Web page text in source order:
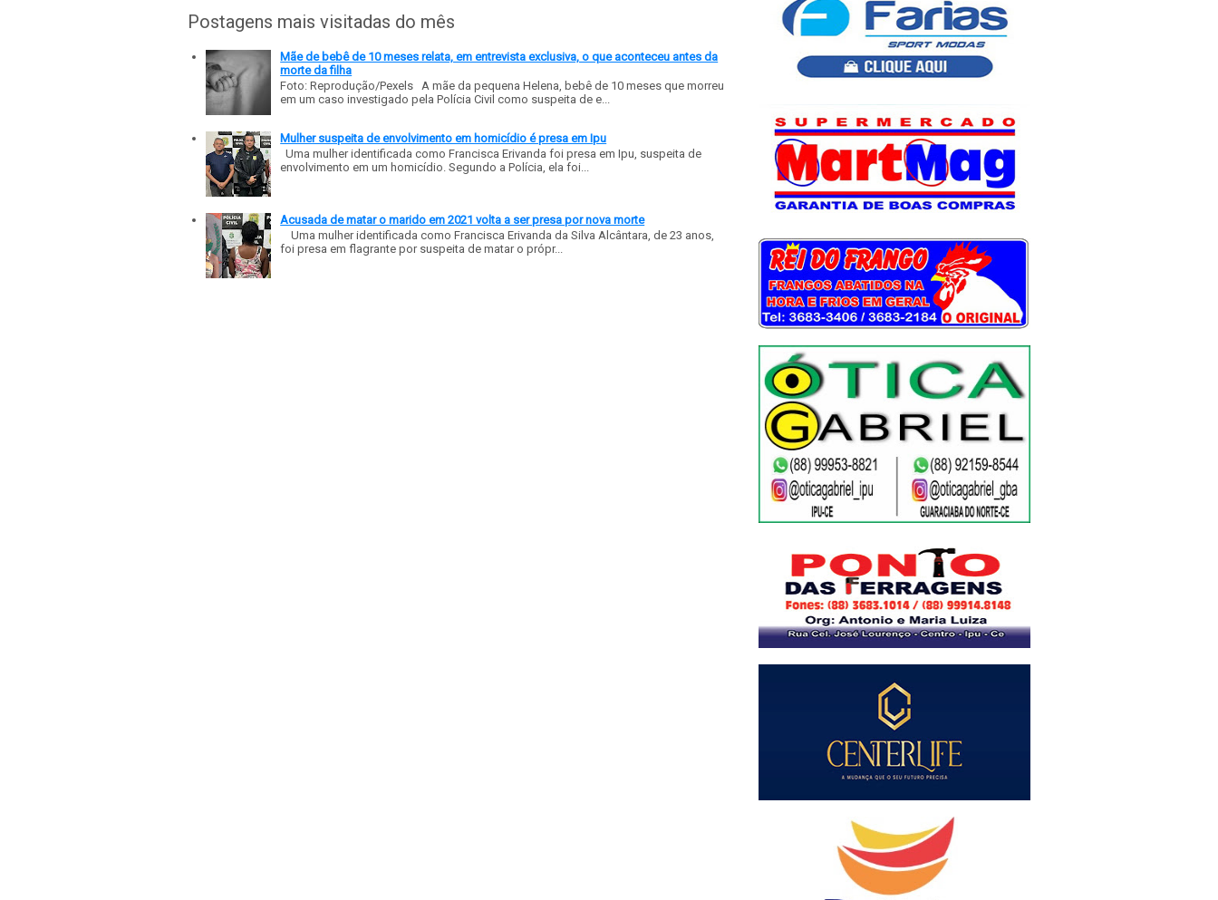
Postagens mais visitadas do mês
Mãe de bebê de 10 meses relata, em entrevista exclusiva, o que aconteceu antes da
morte da filha
Foto: Reprodução/Pexels A mãe da pequena Helena, bebê de 10 meses que morreu
em um caso investigado pela Polícia Civil como suspeita de e...
Mulher suspeita de envolvimento em homicídio é presa em Ipu
Uma mulher identificada como Francisca Erivanda foi presa em Ipu, suspeita de
envolvimento em um homicídio. Segundo a Polícia, ela foi...
Acusada de matar o marido em 2021 volta a ser presa por nova morte
Uma mulher identificada como Francisca Erivanda da Silva Alcântara, de 23 anos,
foi presa em flagrante por suspeita de matar o própr...